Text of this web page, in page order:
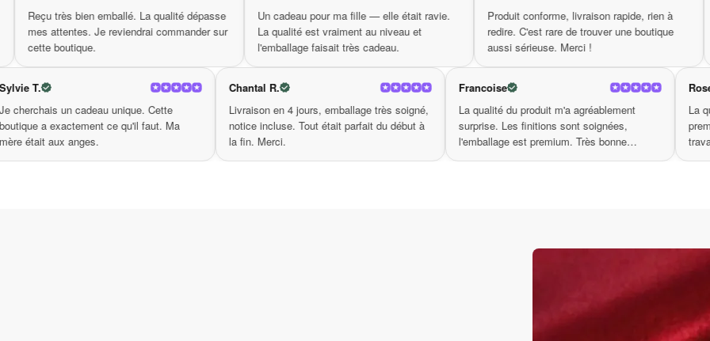
nouvelle découverte personnelle. Pénétrez dans un monde où confort et esthétique s’allient pour favoriser
La qualité dépasse
commander sur
Un cadeau pour ma fille — elle était ravie.
La qualité est vraiment au niveau et
l'emballage faisait très cadeau.
Produit conforme, livraison rapide, rien à
redire. C'est rare de trouver une boutique
aussi sérieuse. Merci !
Qualité de
coup d'œil. On voit
soigné. Très bonne
identique à la
ce qu'on
Je cherchais un cadeau unique. Cette
boutique a exactement ce qu'il faut. Ma
Chantal R.
Livraison en 4 jours, emballage très soigné,
notice incluse. Tout était parfait du début à
Francoise
La qualité du produit m'a
surprise. Les finitions sont
l'emballage est premium. Très